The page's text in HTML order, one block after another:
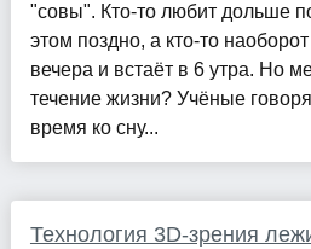
"совы". Кто-то любит дольше
этом поздно, а кто-то
вечера и встаёт в 6 утра. Но
течение жизни? Учёные
время ко сну...
Технология 3D-зрения